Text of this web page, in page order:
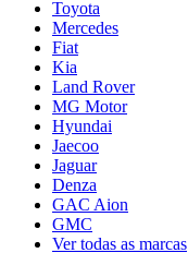
Toyota
Mercedes
Fiat
Kia
Land Rover
MG Motor
Hyundai
Jaecoo
Jaguar
Denza
GAC Aion
GMC
Ver todas as marcas